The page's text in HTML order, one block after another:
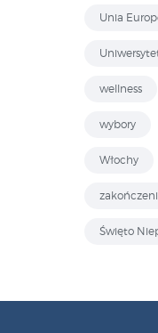
Unia
wellness
wybory
Włochy
Święto